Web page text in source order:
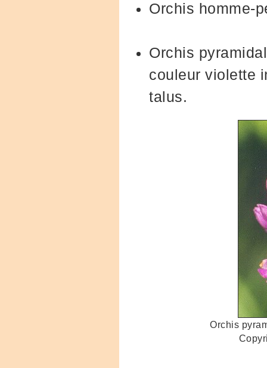
Orchis homme-
Orchis
couleur violette
talus.
Orchis